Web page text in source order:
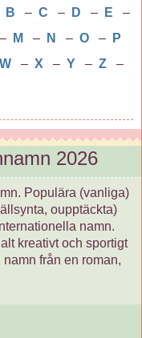
B – C – D – E
–
– M – N – O –
P
W – X – Y – Z
–
2026
Populära (vanliga)
oupptäckta)
namn.
kreativt och sportigt
från en roman,